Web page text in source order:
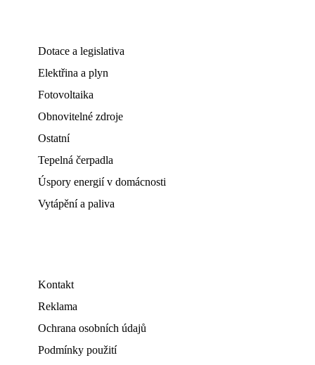
Dotace a legislativa
Elektřina a plyn
Fotovoltaika
Obnovitelné zdroje
Ostatní
Tepelná čerpadla
Úspory energií v domácnosti
Vytápění a paliva
Kontakt
Reklama
Ochrana osobních údajů
Podmínky použití